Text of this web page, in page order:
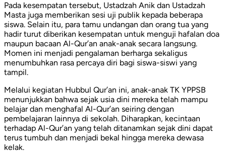
Pada kesempatan tersebut, Ustadzah Anik dan Ustadzah
Masta juga memberikan sesi uji publik kepada beberapa
siswa. Selain itu, para tamu undangan dan orang tua yang
hadir turut diberikan kesempatan untuk menguji hafalan doa
maupun bacaan Al-Qur’an anak-anak secara langsung.
Momen ini menjadi pengalaman berharga sekaligus
menumbuhkan rasa percaya diri bagi siswa-siswi yang
tampil.
Melalui kegiatan Hubbul Qur’an ini, anak-anak TK YPPSB
menunjukkan bahwa sejak usia dini mereka telah mampu
belajar dan menghafal Al-Qur’an seiring dengan
pembelajaran lainnya di sekolah. Diharapkan, kecintaan
terhadap Al-Qur’an yang telah ditanamkan sejak dini dapat
terus tumbuh dan menjadi bekal hingga mereka dewasa
kelak.